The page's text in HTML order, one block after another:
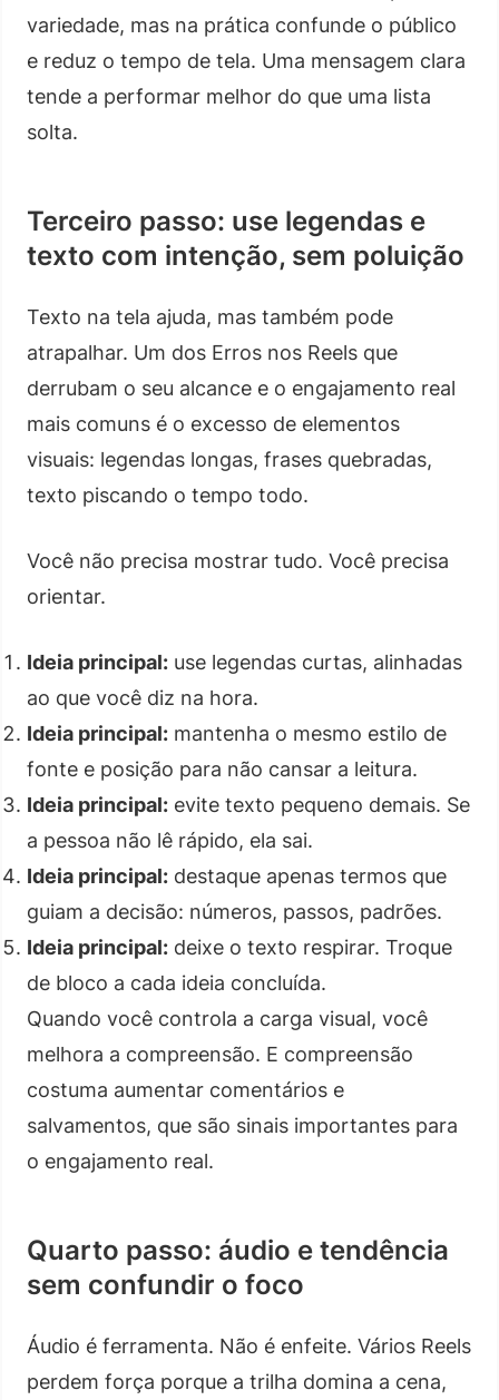
variedade, mas na prática confunde o público
e reduz o tempo de tela. Uma mensagem clara
tende a performar melhor do que uma lista
solta.
Terceiro passo: use legendas e
texto com intenção, sem poluição
Texto na tela ajuda, mas também pode
atrapalhar. Um dos Erros nos Reels que
derrubam o seu alcance e o engajamento real
mais comuns é o excesso de elementos
visuais: legendas longas, frases quebradas,
texto piscando o tempo todo.
Você não precisa mostrar tudo. Você precisa
orientar.
Ideia principal: use legendas curtas, alinhadas
ao que você diz na hora.
Ideia principal: mantenha o mesmo estilo de
fonte e posição para não cansar a leitura.
Ideia principal: evite texto pequeno demais. Se
a pessoa não lê rápido, ela sai.
Ideia principal: destaque apenas termos que
guiam a decisão: números, passos, padrões.
Ideia principal: deixe o texto respirar. Troque
de bloco a cada ideia concluída.
Quando você controla a carga visual, você
melhora a compreensão. E compreensão
costuma aumentar comentários e
salvamentos, que são sinais importantes para
o engajamento real.
Quarto passo: áudio e tendência
sem confundir o foco
Áudio é ferramenta. Não é enfeite. Vários Reels
perdem força porque a trilha domina a cena,